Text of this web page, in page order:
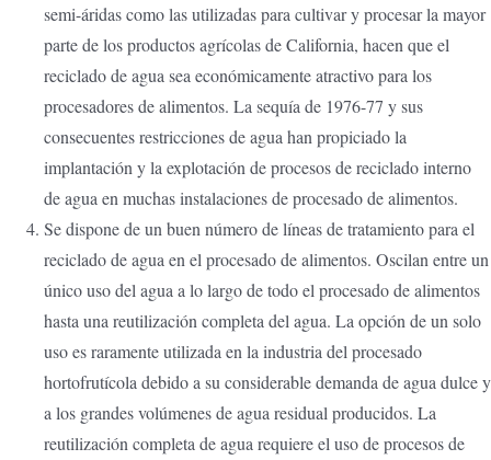
semi-áridas como las utilizadas para cultivar y procesar la mayor
parte de los productos agrícolas de California, hacen que el
reciclado de agua sea económicamente atractivo para los
procesadores de alimentos. La sequía de 1976-77 y sus
consecuentes restricciones de agua han propiciado la
implantación y la explotación de procesos de reciclado interno
de agua en muchas instalaciones de procesado de alimentos.
Se dispone de un buen número de líneas de tratamiento para el
reciclado de agua en el procesado de alimentos. Oscilan entre un
único uso del agua a lo largo de todo el procesado de alimentos
hasta una reutilización completa del agua. La opción de un solo
uso es raramente utilizada en la industria del procesado
hortofrutícola debido a su considerable demanda de agua dulce y
a los grandes volúmenes de agua residual producidos. La
reutilización completa de agua requiere el uso de procesos de